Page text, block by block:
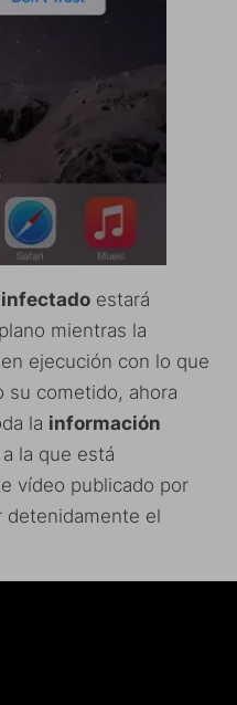
estará
mientras la
ejecución con lo que
su cometido, ahora
la información
la que está
vídeo publicado por
detenidamente el